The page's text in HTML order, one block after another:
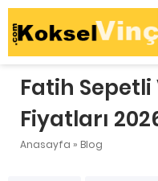
Fatih
Fiyatları
Anasayfa » Blog